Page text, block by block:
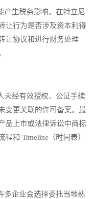
生税务影响。在特立尼
让行为是否涉及资本利得
让协议和进行财务处理
经有效授权、公证手续
变更关联的许可备案。最
品上市或法律诉讼中商标
和 Timeline（时间表）
企业会选择委托当地熟